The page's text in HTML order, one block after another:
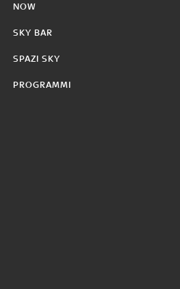
NOW
SKY BAR
SPAZI SKY
PROGRAMMI